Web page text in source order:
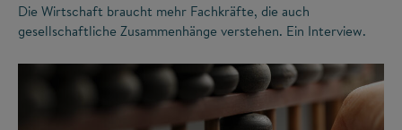
Die Wirtschaft braucht mehr Fachkräfte, die auch
gesellschaftliche Zusammenhänge verstehen. Ein Interview.